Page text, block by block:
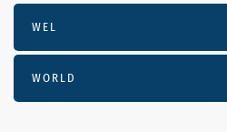
WEL
WORLD